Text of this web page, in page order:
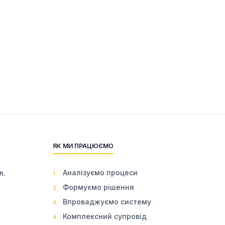
ЯК МИ ПРАЦЮЄМО
1 Аналізуємо процеси
2 Формуємо рішення
3 Впроваджуємо систему
4 Комплексний супровід